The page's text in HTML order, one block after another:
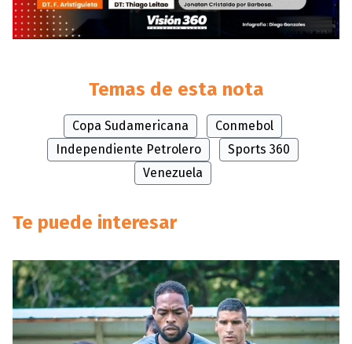
Temas de esta nota
Copa Sudamericana
Conmebol
Independiente Petrolero
Sports 360
Venezuela
Te puede interesar